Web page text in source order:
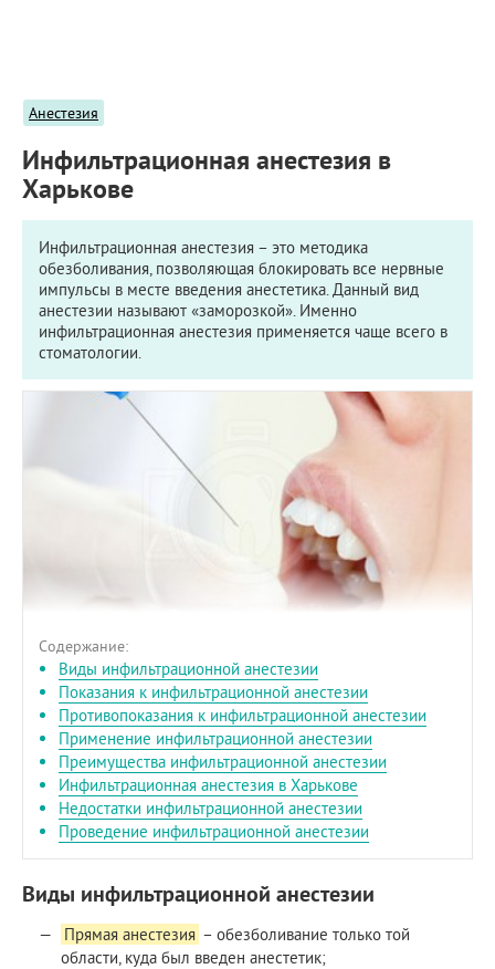
О ПРОЕКТЕ
ОБРАТНАЯ СВЯЗЬ
Анестезия
Инфильтрационная анестезия в
Харькове
Инфильтрационная анестезия – это методика
обезболивания, позволяющая блокировать все нервные
импульсы в месте введения анестетика. Данный вид
анестезии называют «заморозкой». Именно
инфильтрационная анестезия применяется чаще всего в
стоматологии.
Содержание:
Виды инфильтрационной анестезии
Показания к инфильтрационной анестезии
Противопоказания к инфильтрационной анестезии
Применение инфильтрационной анестезии
Преимущества инфильтрационной анестезии
Инфильтрационная анестезия в Харькове
Недостатки инфильтрационной анестезии
Проведение инфильтрационной анестезии
Виды инфильтрационной анестезии
Прямая анестезия – обезболивание только той
области, куда был введен анестетик;